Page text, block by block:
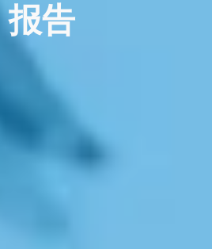
报告